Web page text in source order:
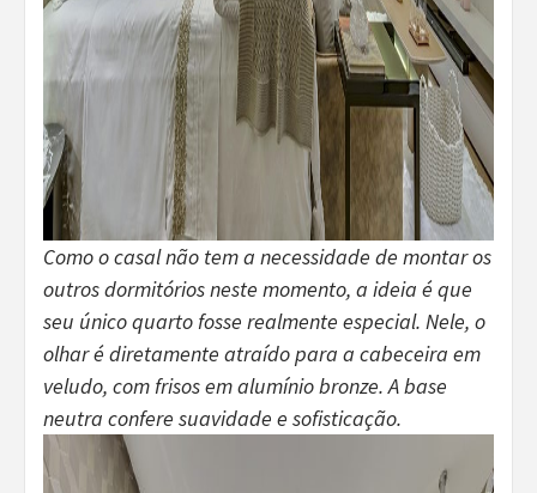
Como o casal não tem a necessidade de montar os
outros dormitórios neste momento, a ideia é que
seu único quarto fosse realmente especial. Nele, o
olhar é diretamente atraído para a cabeceira em
veludo, com frisos em alumínio bronze. A base
neutra confere suavidade e sofisticação.